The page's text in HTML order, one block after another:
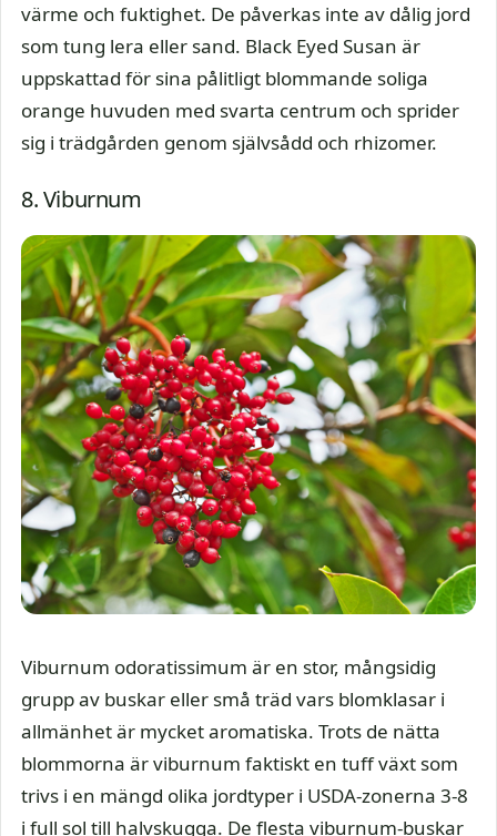
värme och fuktighet. De påverkas inte av dålig jord
som tung lera eller sand. Black Eyed Susan är
uppskattad för sina pålitligt blommande soliga
orange huvuden med svarta centrum och sprider
sig i trädgården genom självsådd och rhizomer.
8. Viburnum
Viburnum odoratissimum är en stor, mångsidig
grupp av buskar eller små träd vars blomklasar i
allmänhet är mycket aromatiska. Trots de nätta
blommorna är viburnum faktiskt en tuff växt som
trivs i en mängd olika jordtyper i USDA-zonerna 3-8
i full sol till halvskugga. De flesta viburnum-buskar